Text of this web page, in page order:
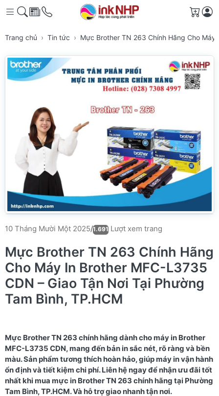
Giỏ
Trang chủ Tin tức Mực Brother TN 263 Chính Hãng Cho Máy
10 Tháng Mười Một 2025/1.691 Lượt xem trang
Mực Brother TN 263 Chính Hãng
Cho Máy In Brother MFC-L3735
CDN – Giao Tận Nơi Tại Phường
Tam Bình, TP.HCM
Mực Brother TN 263 chính hãng dành cho máy in Brother
MFC-L3735 CDN, mang đến bản in sắc nét, rõ ràng và bền
màu. Sản phẩm tương thích hoàn hảo, giúp máy in vận hành
ổn định và tiết kiệm chi phí. Liên hệ ngay để nhận ưu đãi tốt
nhất khi mua mực in Brother TN 263 chính hãng tại Phường